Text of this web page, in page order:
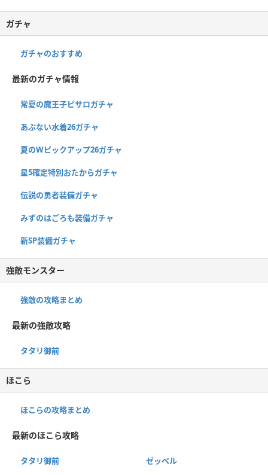
ガチャ
ガチャのおすすめ
最新のガチャ情報
常夏の魔王子ピサロガチャ
あぶない水着26ガチャ
夏のWピックアップ26ガチャ
星5確定特別おたからガチャ
伝説の勇者装備ガチャ
みずのはごろも装備ガチャ
新SP装備ガチャ
強敵モンスター
強敵の攻略まとめ
最新の強敵攻略
タタリ御前
ほこら
ほこらの攻略まとめ
最新のほこら攻略
タタリ御前 ゼッペル